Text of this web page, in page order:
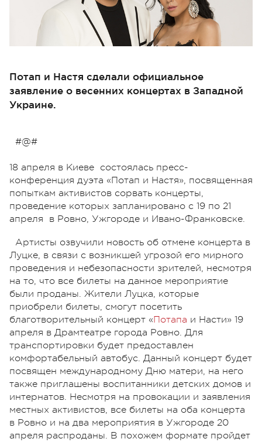
Потап и Настя сделали официальное
заявление о весенних концертах в Западной
Украине.
#@#
18 апреля в Киеве состоялась пресс-
конференция дуэта «Потап и Настя», посвященная
попыткам активистов сорвать концерты,
проведение которых запланировано с 19 по 21
апреля в Ровно, Ужгороде и Ивано-Франковске.
Артисты озвучили новость об отмене концерта в
Луцке, в связи с возникшей угрозой его мирного
проведения и небезопасности зрителей, несмотря
на то, что все билеты на данное мероприятие
были проданы. Жители Луцка, которые
приобрели билеты, смогут посетить
благотворительный концерт «Потапа и Насти» 19
апреля в Драмтеатре города Ровно. Для
транспортировки будет предоставлен
комфортабельный автобус. Данный концерт будет
посвящен международному Дню матери, на него
также приглашены воспитанники детских домов и
интернатов. Несмотря на провокации и заявления
местных активистов, все билеты на оба концерта
в Ровно и на два мероприятия в Ужгороде 20
апреля распроданы. В похожем формате пройдет